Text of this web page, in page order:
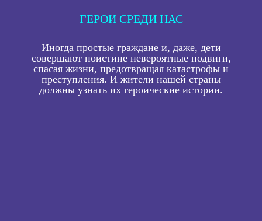
ГЕРОИ СРЕДИ НАС
Иногда простые граждане и, даже, дети
совершают поистине невероятные подвиги,
спасая жизни, предотвращая катастрофы и
преступления. И жители нашей страны
должны узнать их героические истории.